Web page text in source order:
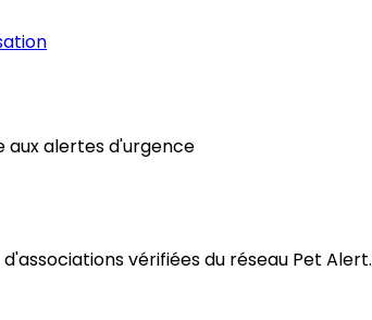
aux alertes d'urgence
vérifiées du réseau Pet Alert.